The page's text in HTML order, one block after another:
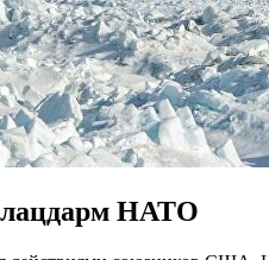
НАТО